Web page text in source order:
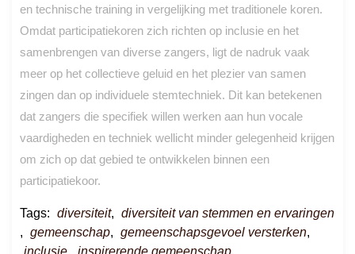
en technische training in vergelijking met traditionele koren.
Omdat participatiekoren zich richten op inclusie en het
samenbrengen van diverse zangers, ligt de nadruk vaak
meer op het collectieve geluid en het plezier van samen
zingen dan op individuele stemtechniek. Dit kan betekenen
dat zangers die specifiek willen werken aan hun vocale
vaardigheden en techniek wellicht minder gelegenheid krijgen
om zich op dat gebied te ontwikkelen binnen een
participatiekoor.
Tags: diversiteit, diversiteit van stemmen en ervaringen
, gemeenschap, gemeenschapsgevoel versterken,
inclusie, inspirerende gemeenschap,